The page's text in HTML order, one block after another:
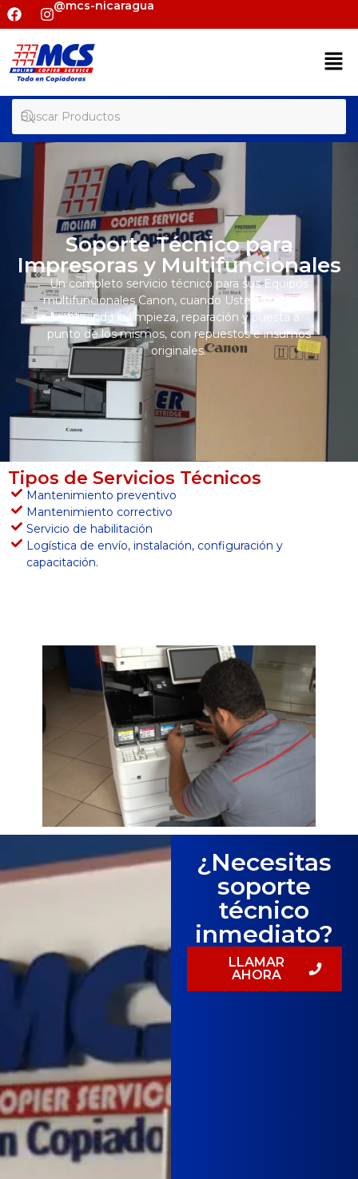
@mcs-nicaragua
Soporte Técnico para
Impresoras y Multifuncionales
Un completo servicio técnico para sus Equipos
multifuncionales Canon, cuando Usted lo solicite,
realizando la limpieza, reparación y puesta a
punto de los mismos, con repuestos e insumos
originales.
Tipos de Servicios Técnicos
Mantenimiento preventivo
Mantenimiento correctivo
Servicio de habilitación
Logística de envío, instalación, configuración y
capacitación.
¿Necesitas
soporte
técnico
inmediato?
LLAMAR
AHORA